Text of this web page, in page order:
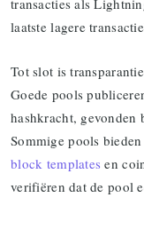
transacties als
laatste lagere
Tot slot is
Goede pools
hashkracht,
Sommige pools
block templates en
verifiëren dat de pool